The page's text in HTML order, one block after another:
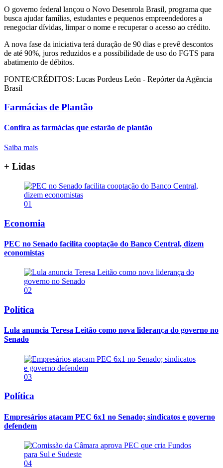
O governo federal lançou o Novo Desenrola Brasil, programa que
busca ajudar famílias, estudantes e pequenos empreendedores a
renegociar dívidas, limpar o nome e recuperar o acesso ao crédito.
A nova fase da iniciativa terá duração de 90 dias e prevê descontos
de até 90%, juros reduzidos e a possibilidade de uso do FGTS para
abatimento de débitos.
FONTE/CRÉDITOS: Lucas Pordeus León - Repórter da Agência
Brasil
Farmácias de Plantão
Confira as farmácias que estarão de plantão
Saiba mais
+ Lidas
01
Economia
PEC no Senado facilita cooptação do Banco Central, dizem
economistas
02
Política
Lula anuncia Teresa Leitão como nova liderança do governo no
Senado
03
Política
Empresários atacam PEC 6x1 no Senado; sindicatos e governo
defendem
04